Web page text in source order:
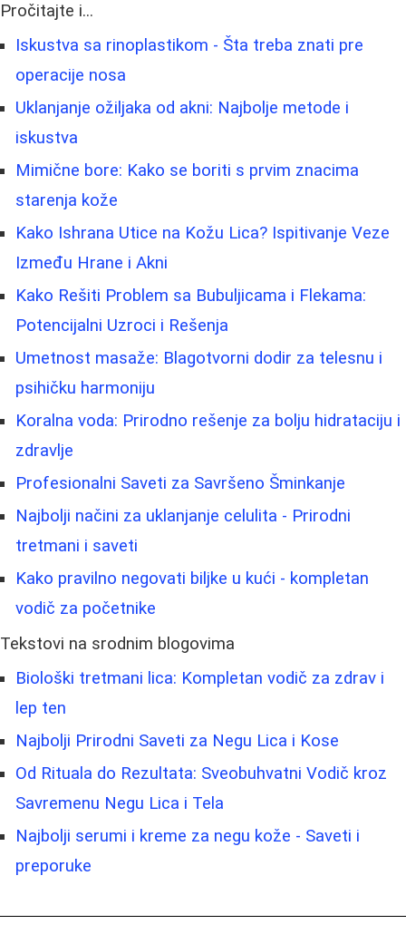
Pročitajte i...
Iskustva sa rinoplastikom - Šta treba znati pre
operacije nosa
Uklanjanje ožiljaka od akni: Najbolje metode i
iskustva
Mimične bore: Kako se boriti s prvim znacima
starenja kože
Kako Ishrana Utice na Kožu Lica? Ispitivanje Veze
Između Hrane i Akni
Kako Rešiti Problem sa Bubuljicama i Flekama:
Potencijalni Uzroci i Rešenja
Umetnost masaže: Blagotvorni dodir za telesnu i
psihičku harmoniju
Koralna voda: Prirodno rešenje za bolju hidrataciju i
zdravlje
Profesionalni Saveti za Savršeno Šminkanje
Najbolji načini za uklanjanje celulita - Prirodni
tretmani i saveti
Kako pravilno negovati biljke u kući - kompletan
vodič za početnike
Tekstovi na srodnim blogovima
Biološki tretmani lica: Kompletan vodič za zdrav i
lep ten
Najbolji Prirodni Saveti za Negu Lica i Kose
Od Rituala do Rezultata: Sveobuhvatni Vodič kroz
Savremenu Negu Lica i Tela
Najbolji serumi i kreme za negu kože - Saveti i
preporuke